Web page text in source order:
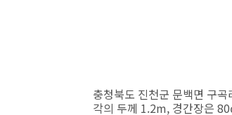
충청북도 진천군 문백면 구
각의 두께 1.2m, 경간장은